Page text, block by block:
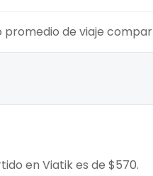
promedio de viaje
en Viatik es de $570.